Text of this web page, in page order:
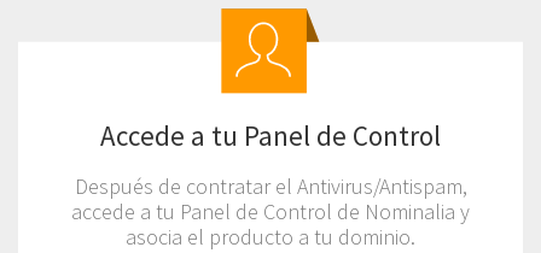
Accede a tu Panel de Control
Después de contratar el Antivirus/Antispam,
accede a tu Panel de Control de Nominalia y
asocia el producto a tu dominio.